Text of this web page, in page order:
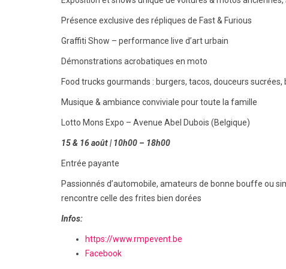
Présence exclusive des répliques de Fast & Furious
Graffiti Show – performance live d’art urbain
Démonstrations acrobatiques en moto
Food trucks gourmands : burgers, tacos, douceurs
Musique & ambiance conviviale pour toute la famille
Lotto Mons Expo – Avenue Abel Dubois (Belgique)
15 & 16 août | 10h00 – 18h00
Entrée payante
Passionnés d’automobile, amateurs de bonne bouffe ou
rencontre celle des frites bien dorées
Infos:
https://www.rmpevent.be
Facebook